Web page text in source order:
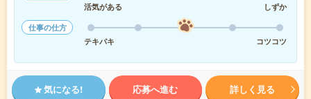
活気がある
しずか
仕事の仕方
テキパキ
コツコツ
気になる! 応募へ進む 詳しく見る